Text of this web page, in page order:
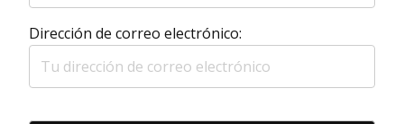
Dirección de correo electrónico: